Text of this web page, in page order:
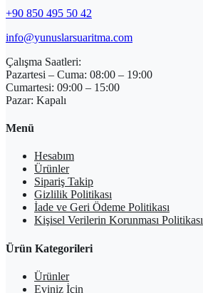
+90 850 495 50 42
info@yunuslarsuaritma.com
Çalışma Saatleri:
Pazartesi – Cuma: 08:00 – 19:00
Cumartesi: 09:00 – 15:00
Pazar: Kapalı
Menü
Hesabım
Ürünler
Sipariş Takip
Gizlilik Politikası
İade ve Geri Ödeme Politikası
Kişisel Verilerin Korunması Politikası
Ürün Kategorileri
Ürünler
Eviniz İçin